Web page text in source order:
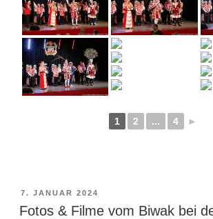
1 2 ... 4 ►
VERÖFFENTLICHT
AM
7. JANUAR 2024
Fotos & Filme vom Biwak bei